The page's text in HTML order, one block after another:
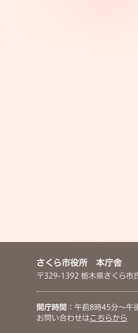
さくら市役所 本庁舎
〒329-1392 栃木県さくら市
開庁時間 ：午前8時45分～午
お問い合わせはこちらから